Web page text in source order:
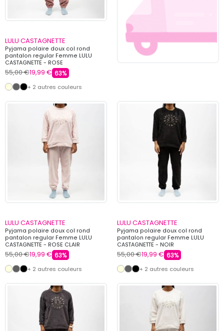
LULU CASTAGNETTE
Pyjama polaire doux col rond
pantalon regular Femme LULU
CASTAGNETTE - ROSE
55,00 €19,99 € 63%
+ 2 autres couleurs
LULU CASTAGNETTE
Pyjama polaire doux col rond
pantalon regular Femme LULU
CASTAGNETTE - ROSE CLAIR
55,00 €19,99 € 63%
+ 2 autres couleurs
LULU CASTAGNETTE
Pyjama polaire doux col rond
pantalon regular Femme LULU
CASTAGNETTE - NOIR
55,00 €19,99 € 63%
+ 2 autres couleurs